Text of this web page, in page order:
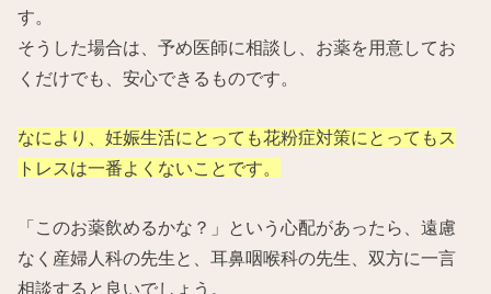
す。
そうした場合は、予め医師に相談し、お薬を用意してお
くだけでも、安心できるものです。
なにより、妊娠生活にとっても花粉症対策にとってもス
トレスは一番よくないことです。
「このお薬飲めるかな？」という心配があったら、遠慮
なく産婦人科の先生と、耳鼻咽喉科の先生、双方に一言
相談すると良いでしょう。